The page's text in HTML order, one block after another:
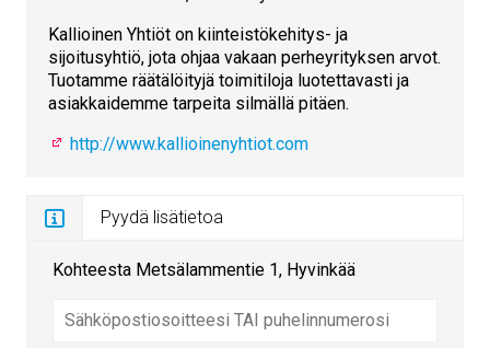
Kallioinen Yhtiöt on kiinteistökehitys- ja
sijoitusyhtiö, jota ohjaa vakaan perheyrityksen arvot.
Tuotamme räätälöityjä toimitiloja luotettavasti ja
asiakkaidemme tarpeita silmällä pitäen.
http://www.kallioinenyhtiot.com
Pyydä lisätietoa
Kohteesta Metsälammentie 1, Hyvinkää